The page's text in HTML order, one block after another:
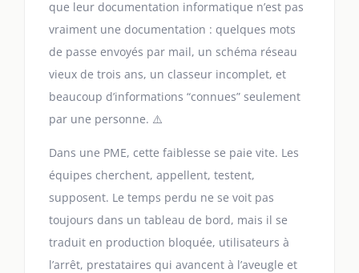
que leur documentation informatique n’est pas
vraiment une documentation : quelques mots
de passe envoyés par mail, un schéma réseau
vieux de trois ans, un classeur incomplet, et
beaucoup d’informations “connues” seulement
par une personne. ⚠️
Dans une PME, cette faiblesse se paie vite. Les
équipes cherchent, appellent, testent,
supposent. Le temps perdu ne se voit pas
toujours dans un tableau de bord, mais il se
traduit en production bloquée, utilisateurs à
l’arrêt, prestataires qui avancent à l’aveugle et